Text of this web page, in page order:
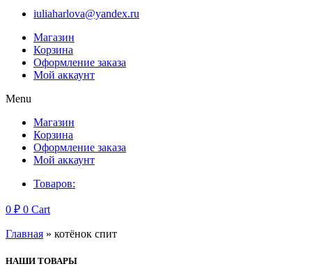
iuliaharlova@yandex.ru
Магазин
Корзина
Оформление заказа
Мой аккаунт
Menu
Магазин
Корзина
Оформление заказа
Мой аккаунт
Товаров:
0 ₽ 0 Cart
Главная » котёнок спит
НАШИ ТОВАРЫ